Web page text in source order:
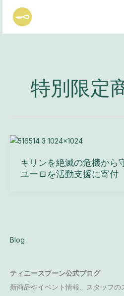
特別限定
キリンを絶滅の危機から
ユーロを活動支援に寄付
Blog
ティニースプーン公式ブログ
新商品やイベント情報、スタッフ